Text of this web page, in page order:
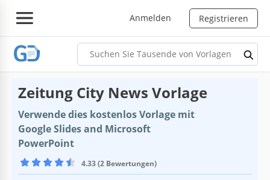
Anmelden Registrieren
Zeitung City News Vorlage
Verwende dies kostenlos Vorlage mit
Google Slides and Microsoft
PowerPoint
4.33 (2 Bewertungen)